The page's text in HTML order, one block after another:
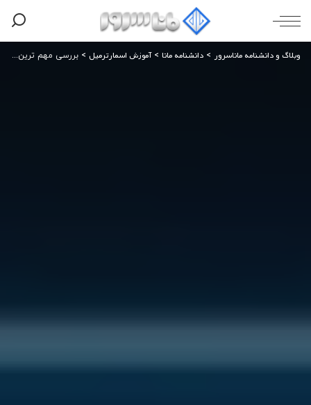
وبلاگ و دانشنامه ماناسرور > دانشنامه مانا >آموزش اسمارترمیل > بررسی مهم ترین تغییرات در SmarterMail 17